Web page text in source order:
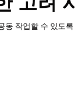
동 작업할 수 있도